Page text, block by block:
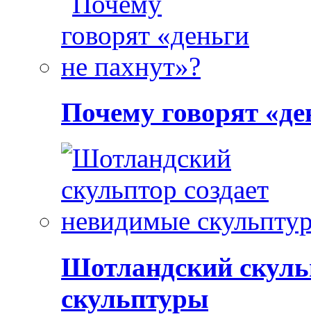
Почему говорят
Шотландский
скульптуры